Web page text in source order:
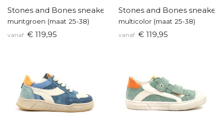
Stones and Bones sneakers
muntgroen (maat 25-38)
vanaf € 119,95
Stones and Bones sneakers
multicolor (maat 25-38)
vanaf € 119,95